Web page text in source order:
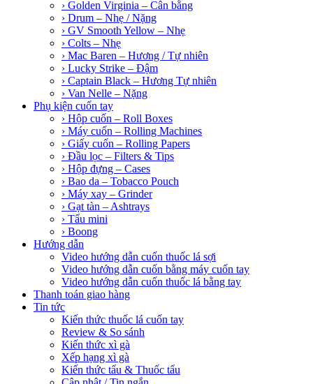
› Golden Virginia – Cân bằng
› Drum – Nhẹ / Nặng
› GV Smooth Yellow – Nhẹ
› Colts – Nhẹ
› Mac Baren – Hương / Tự nhiên
› Lucky Strike – Đậm
› Captain Black – Hương Tự nhiên
› Van Nelle – Nặng
Phụ kiện cuốn tay
› Hộp cuốn – Roll Boxes
› Máy cuốn – Rolling Machines
› Giấy cuốn – Rolling Papers
› Đầu lọc – Filters & Tips
› Hộp đựng – Cases
› Bao da – Tobacco Pouch
› Máy xay – Grinder
› Gạt tàn – Ashtrays
› Tẩu mini
› Boong
Hướng dẫn
Video hướng dẫn cuốn thuốc lá sợi
Video hướng dẫn cuốn bằng máy cuốn tay
Video hướng dẫn cuốn thuốc lá bằng tay
Thanh toán giao hàng
Tin tức
Kiến thức thuốc lá cuốn tay
Review & So sánh
Kiến thức xì gà
Xếp hạng xì gà
Kiến thức tẩu & Thuốc tẩu